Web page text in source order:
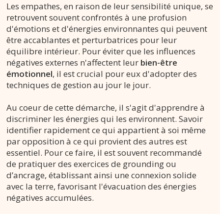
Les empathes, en raison de leur sensibilité unique, se
retrouvent souvent confrontés à une profusion
d'émotions et d'énergies environnantes qui peuvent
être accablantes et perturbatrices pour leur
équilibre intérieur. Pour éviter que les influences
négatives externes n'affectent leur bien-être
émotionnel, il est crucial pour eux d'adopter des
techniques de gestion au jour le jour.
Au coeur de cette démarche, il s'agit d'apprendre à
discriminer les énergies qui les environnent. Savoir
identifier rapidement ce qui appartient à soi même
par opposition à ce qui provient des autres est
essentiel. Pour ce faire, il est souvent recommandé
de pratiquer des exercices de grounding ou
d’ancrage, établissant ainsi une connexion solide
avec la terre, favorisant l'évacuation des énergies
négatives accumulées.